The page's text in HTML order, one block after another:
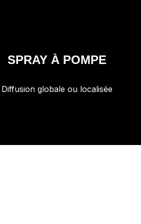
SPRAY À POMPE
Diffusion globale ou localisée